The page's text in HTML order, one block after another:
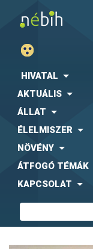
HIVATAL
AKTUÁLIS
ÁLLAT
ÉLELMISZER
NÖVÉNY
ÁTFOGÓ TÉMÁK
KAPCSOLAT